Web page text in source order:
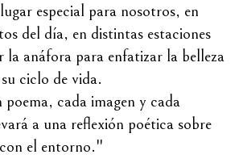
especial para nosotros, en
del día, en distintas estaciones
la anáfora para enfatizar la belleza
ciclo de vida.
cada imagen y cada
a una reflexión poética sobre
el entorno."